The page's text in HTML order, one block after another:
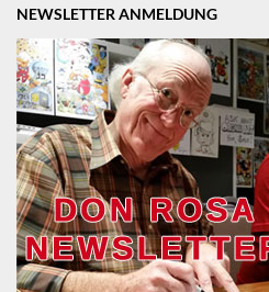
NEWSLETTER ANMELDUNG